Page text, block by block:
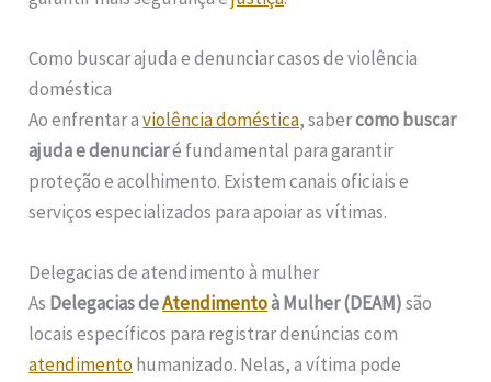
Como buscar ajuda e denunciar casos de violência
doméstica
Ao enfrentar aviolência doméstica, sabercomo buscar
ajuda e denunciaré fundamental para garantir
proteção e acolhimento. Existem canais oficiais e
serviços especializados para apoiar as vítimas.
Delegacias de atendimento à mulher
As Delegacias deAtendimentoà Mulher (DEAM)são
locais específicos para registrar denúncias com
atendimentohumanizado. Nelas, a vítima pode